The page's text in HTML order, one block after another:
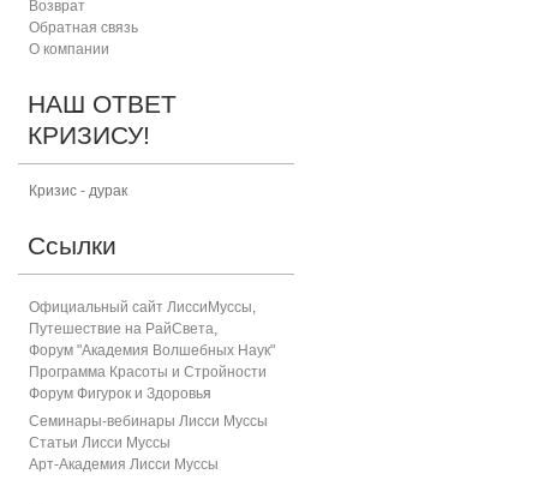
Возврат
Обратная связь
О компании
НАШ ОТВЕТ
КРИЗИСУ!
Кризис - дурак
Ссылки
Официальный сайт ЛиссиМуссы,
Путешествие на РайСвета,
Форум "Академия Волшебных Наук"
Программа Красоты и Стройности
Форум Фигурок и Здоровья
Семинары-вебинары Лисси Муссы
Статьи Лисси Муссы
Арт-Академия Лисси Муссы